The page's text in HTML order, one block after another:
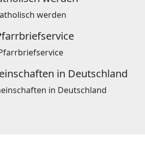
werden
in Deutschland